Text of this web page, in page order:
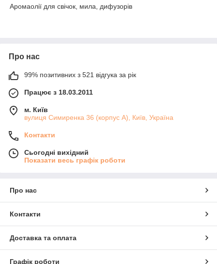
Аромаолії для свічок, мила, дифузорів
Про нас
99% позитивних з 521 відгука за рік
Працює з 18.03.2011
м. Київ
вулиця Симиренка 36 (корпус А), Київ, Україна
Контакти
Сьогодні вихідний
Показати весь графік роботи
Про нас
Контакти
Доставка та оплата
Графік роботи